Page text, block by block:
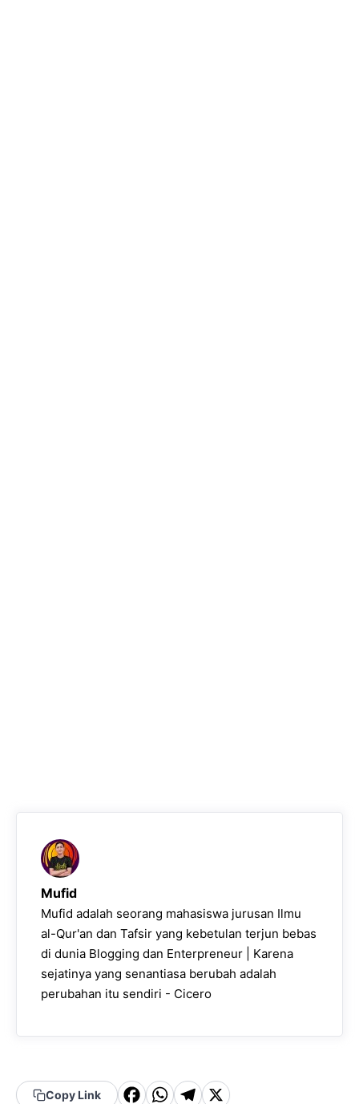
Mufid
Mufid adalah seorang mahasiswa jurusan Ilmu
al-Qur'an dan Tafsir yang kebetulan terjun bebas
di dunia Blogging dan Enterpreneur | Karena
sejatinya yang senantiasa berubah adalah
perubahan itu sendiri - Cicero
Copy Link F WT X